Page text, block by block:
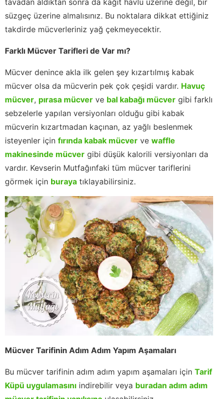
tavadan aldıktan sonra da kağıt havlu üzerine değil, bir
süzgeç üzerine almalısınız. Bu noktalara dikkat ettiğiniz
takdirde mücverleriniz yağ çekmeyecektir.
Farklı Mücver Tarifleri de Var mı?
Mücver denince akla ilk gelen şey kızartılmış kabak
mücver olsa da mücverin pek çok çeşidi vardır. Havuç
mücver, pırasa mücver ve bal kabağı mücver gibi farklı
sebzelerle yapılan versiyonları olduğu gibi kabak
mücverin kızartmadan kaçınan, az yağlı beslenmek
isteyenler için fırında kabak mücver ve waffle
makinesinde mücver gibi düşük kalorili versiyonları da
vardır. Kevserin Mutfağınfaki tüm mücver tariflerini
görmek için buraya tıklayabilirsiniz.
Mücver Tarifinin Adım Adım Yapım Aşamaları
Bu mücver tarifinin adım adım yapım aşamaları için Tarif
Küpü uygulamasını indirebilir veya buradan adım adım